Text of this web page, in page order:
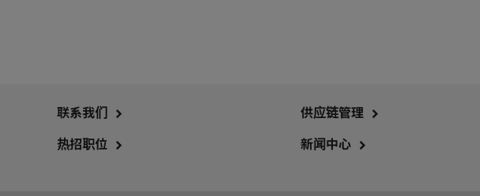
联系我们
热招职位
供应链管理
新闻中心